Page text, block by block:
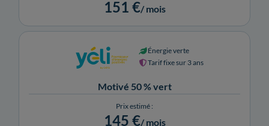
151 €/ mois
Motivé 50 % vert
Énergie verte
Tarif fixe sur 3 ans
Prix estimé :
145 €/ mois